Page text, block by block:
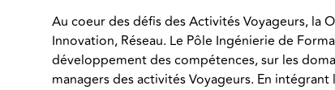
Au coeur des défis des Activités Voyageurs, la
Innovation, Réseau. Le Pôle Ingénierie de
développement des compétences, sur les
managers des activités Voyageurs. En